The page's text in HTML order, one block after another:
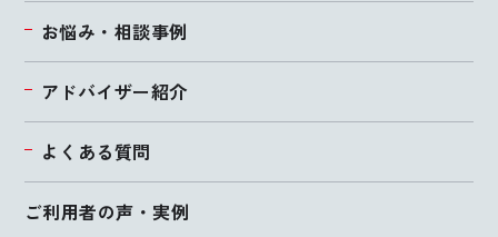
お悩み・相談事例
アドバイザー紹介
よくある質問
ご利用者の声・実例